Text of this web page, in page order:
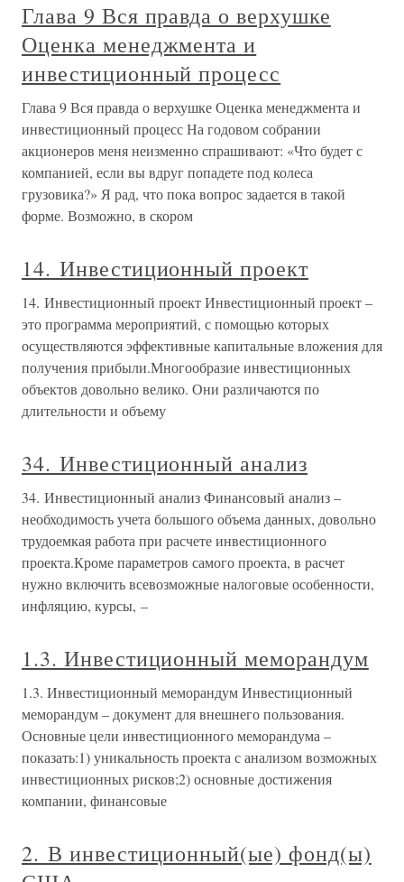
Глава 9 Вся правда о верхушке
Оценка менеджмента и
инвестиционный процесс
Глава 9 Вся правда о верхушке Оценка менеджмента и
инвестиционный процесс На годовом собрании
акционеров меня неизменно спрашивают: «Что будет с
компанией, если вы вдруг попадете под колеса
грузовика?» Я рад, что пока вопрос задается в такой
форме. Возможно, в скором
14. Инвестиционный проект
14. Инвестиционный проект Инвестиционный проект –
это программа мероприятий, с помощью которых
осуществляются эффективные капитальные вложения для
получения прибыли.Многообразие инвестиционных
объектов довольно велико. Они различаются по
длительности и объему
34. Инвестиционный анализ
34. Инвестиционный анализ Финансовый анализ –
необходимость учета большого объема данных, довольно
трудоемкая работа при расчете инвестиционного
проекта.Кроме параметров самого проекта, в расчет
нужно включить всевозможные налоговые особенности,
инфляцию, курсы, –
1.3. Инвестиционный меморандум
1.3. Инвестиционный меморандум Инвестиционный
меморандум – документ для внешнего пользования.
Основные цели инвестиционного меморандума –
показать:1) уникальность проекта с анализом возможных
инвестиционных рисков;2) основные достижения
компании, финансовые
2. В инвестиционный(ые) фонд(ы)